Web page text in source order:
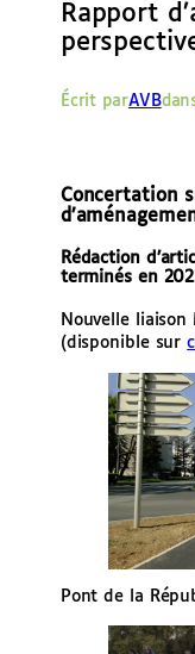
Rapport
Écrit parAVB
Concertation
Rédaction
terminés en
Nouvelle
(disponible sur
Pont de la